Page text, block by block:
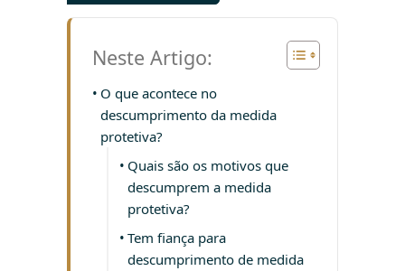
Neste Artigo:
O que acontece no
descumprimento da medida
protetiva?
Quais são os motivos que
descumprem a medida
protetiva?
Tem fiança para
descumprimento de medida